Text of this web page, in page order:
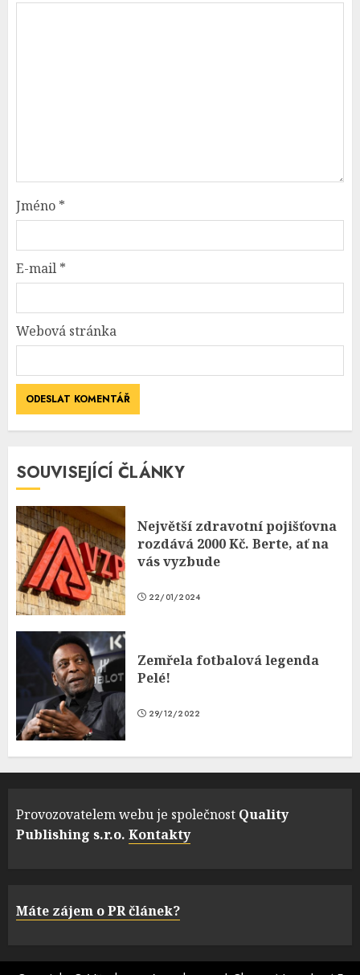
Jméno *
E-mail *
Webová stránka
SOUVISEJÍCÍ ČLÁNKY
Největší zdravotní pojišťovna
rozdává 2000 Kč. Berte, ať na
vás vyzbude
22/01/2024
Zemřela fotbalová legenda
Pelé!
29/12/2022
Provozovatelem webu je společnost Quality
Publishing s.r.o. Kontakty
Máte zájem o PR článek?